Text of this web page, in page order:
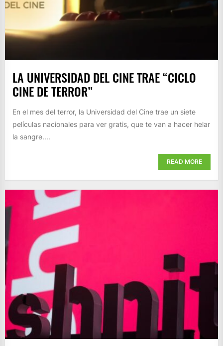
LA UNIVERSIDAD DEL CINE TRAE “CICLO
CINE DE TERROR”
En el mes del terror, la Universidad del Cine trae un siete
películas nacionales para ver gratis, que te van a hacer helar
la sangre....
READ MORE